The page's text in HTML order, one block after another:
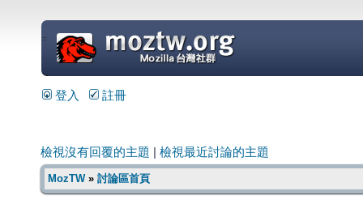
=
登入 註冊
檢視沒有回覆的主題 檢視最近討論的主題
MozTW» 討論區首頁